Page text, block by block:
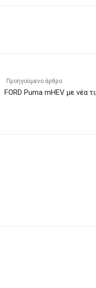
Προηγούμενο άρθρο
FORD Puma mHEV με νέα